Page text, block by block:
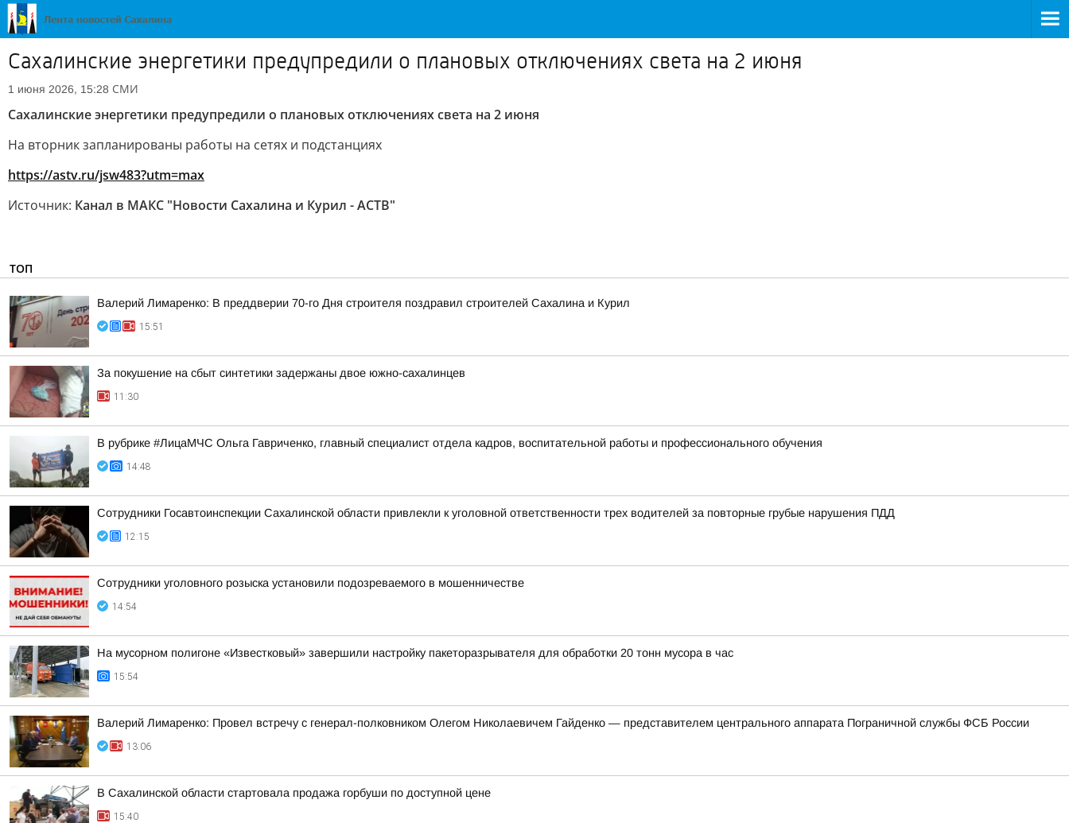
Сахалинские энергетики предупредили о плановых отключениях света на 2 июня
1 июня 2026, 15:28 СМИ
Сахалинские энергетики предупредили о плановых отключениях света на 2 июня
На вторник запланированы работы на сетях и подстанциях
https://astv.ru/jsw483?utm=max
Источник: Канал в МАКС "Новости Сахалина и Курил - АСТВ"
ТОП
Валерий Лимаренко: В преддверии 70-го Дня строителя поздравил строителей Сахалина и Курил
15:51
За покушение на сбыт синтетики задержаны двое южно-сахалинцев
11:30
В рубрике #ЛицаМЧС Ольга Гавриченко, главный специалист отдела кадров, воспитательной работы и профессионального обучения
14:48
Сотрудники Госавтоинспекции Сахалинской области привлекли к уголовной ответственности трех водителей за повторные грубые нарушения ПДД
12:15
Сотрудники уголовного розыска установили подозреваемого в мошенничестве
14:54
На мусорном полигоне «Известковый» завершили настройку пакеторазрывателя для обработки 20 тонн мусора в час
15:54
Валерий Лимаренко: Провел встречу с генерал-полковником Олегом Николаевичем Гайденко — представителем центрального аппарата Пограничной службы ФСБ России
13:06
В Сахалинской области стартовала продажа горбуши по доступной цене
15:40